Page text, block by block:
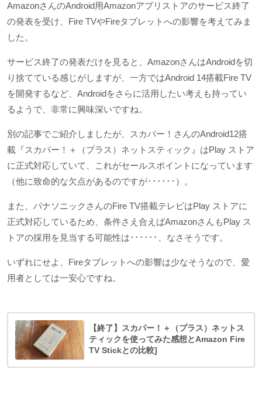
AmazonさんのAndroid用Amazonアプリストアのサービス終了
の発表を受け、Fire TVやFireタブレットへの影響を考えてみま
した。
サービス終了の発表だけを見ると、AmazonさんはAndroidを切
り捨てている感じがしますが、一方ではAndroid 14搭載Fire TV
を開発するなど、Androidをさらに活用したい考えも持ってい
るようで、非常に興味深いですね。
別の記事でご紹介しましたが、スカパー！さんのAndroid12搭
載『スカパー！＋（プラス）ネットスティック』はPlay ストア
に正式対応していて、これがセールスポイントになっています
（他に致命的な欠点があるのですが･･････）。
また、パナソニックさんのFire TV搭載テレビはPlay ストアに
正式対応しているため、条件さえ合えばAmazonさんもPlay ス
トアの採用を見当する可能性は･･････、なさそうです。
いずれにせよ、Fireタブレットへの影響は少なそうなので、愛
用者としては一安心ですね。
【終了】スカパー！＋（プラス）ネットス
ティックを使ってみた感想とAmazon Fire
TV Stickとの比較]